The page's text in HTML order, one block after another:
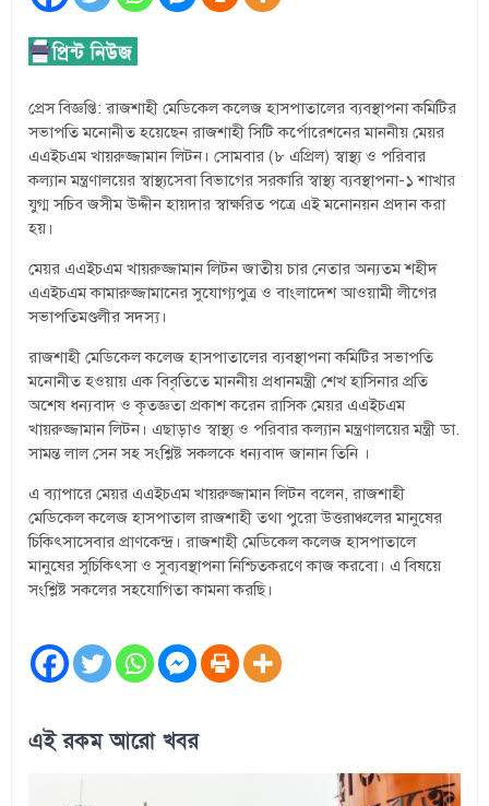
প্রেস বিজ্ঞপ্তি: রাজশাহী মেডিকেল কলেজ হাসপাতালের ব্যবস্থাপনা কমিটির
সভাপতি মনোনীত হয়েছেন রাজশাহী সিটি কর্পোরেশনের মাননীয় মেয়র
এএইচএম খায়রুজ্জামান লিটন। সোমবার (৮ এপ্রিল) স্বাস্থ্য ও পরিবার
কল্যান মন্ত্রণালয়ের স্বাস্থ্যসেবা বিভাগের সরকারি স্বাস্থ্য ব্যবস্থাপনা-১ শাখার
যুগ্ম সচিব জসীম উদ্দীন হায়দার স্বাক্ষরিত পত্রে এই মনোনয়ন প্রদান করা
হয়।
মেয়র এএইচএম খায়রুজ্জামান লিটন জাতীয় চার নেতার অন্যতম শহীদ
এএইচএম কামারুজ্জামানের সুযোগ্যপুত্র ও বাংলাদেশ আওয়ামী লীগের
সভাপতিমণ্ডলীর সদস্য।
রাজশাহী মেডিকেল কলেজ হাসপাতালের ব্যবস্থাপনা কমিটির সভাপতি
মনোনীত হওয়ায় এক বিবৃতিতে মাননীয় প্রধানমন্ত্রী শেখ হাসিনার প্রতি
অশেষ ধন্যবাদ ও কৃতজ্ঞতা প্রকাশ করেন রাসিক মেয়র এএইচএম
খায়রুজ্জামান লিটন। এছাড়াও স্বাস্থ্য ও পরিবার কল্যান মন্ত্রণালয়ের মন্ত্রী ডা.
সামন্ত লাল সেন সহ সংশ্লিষ্ট সকলকে ধন্যবাদ জানান তিনি ।
এ ব্যাপারে মেয়র এএইচএম খায়রুজ্জামান লিটন বলেন, রাজশাহী
মেডিকেল কলেজ হাসপাতাল রাজশাহী তথা পুরো উত্তরাঞ্চলের মানুষের
চিকিৎসাসেবার প্রাণকেন্দ্র। রাজশাহী মেডিকেল কলেজ হাসপাতালে
মানুষের সুচিকিৎসা ও সুব্যবস্থাপনা নিশ্চিতকরণে কাজ করবো। এ বিষয়ে
সংশ্লিষ্ট সকলের সহযোগিতা কামনা করছি।
এই রকম আরো খবর